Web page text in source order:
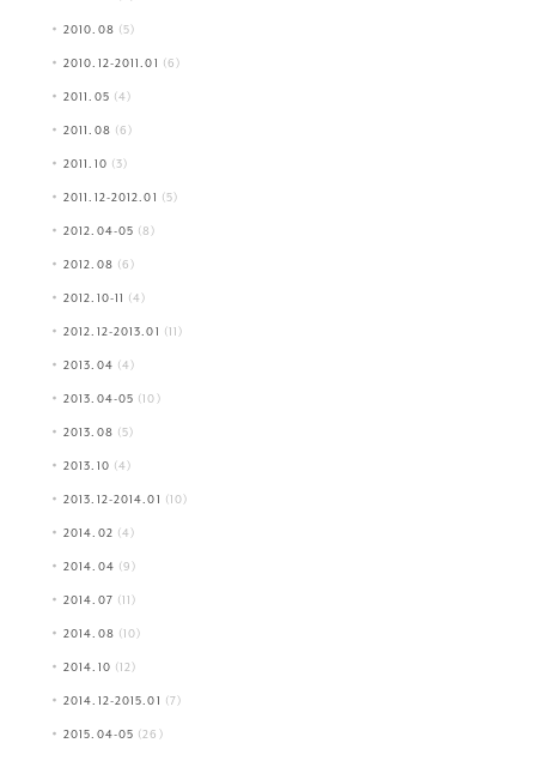
2010.08 (5)
2010.12-2011.01 (6)
2011.05 (4)
2011.08 (6)
2011.10 (3)
2011.12-2012.01 (5)
2012.04-05 (8)
2012.08 (6)
2012.10-11 (4)
2012.12-2013.01 (11)
2013.04 (4)
2013.04-05 (10)
2013.08 (5)
2013.10 (4)
2013.12-2014.01 (10)
2014.02 (4)
2014.04 (9)
2014.07 (11)
2014.08 (10)
2014.10 (12)
2014.12-2015.01 (7)
2015.04-05 (26)